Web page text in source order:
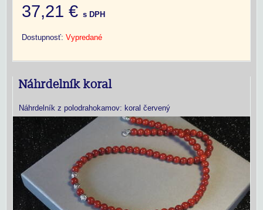
37,21 € s DPH
Dostupnosť: Vypredané
Náhrdelník koral
Náhrdelník z polodrahokamov: koral červený